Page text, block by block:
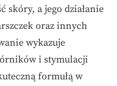
skóry, a jego działanie
oraz innych
wykazuje
i stymulacji
formułą w